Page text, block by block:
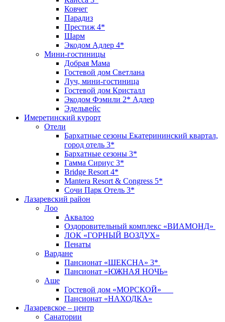
Ковчег
Парадиз
Престиж 4*
Шарм
Экодом Адлер 4*
Мини-гостиницы
Добрая Мама
Гостевой дом Светлана
Луч, мини-гостиница
Гостевой дом Кристалл
Экодом Фэмили 2* Адлер
Эдельвейс
Имеретинский курорт
Отели
Бархатные сезоны Екатерининский квартал,
город отель 3*
Бархатные сезоны 3*
Гамма Сириус 3*
Bridge Resort 4*
Mantera Resort & Congress 5*
Сочи Парк Отель 3*
Лазаревский район
Лоо
Аквалоо
Оздоровительный комплекс «ВИАМОНД»
ЛОК «ГОРНЫЙ ВОЗДУХ»
Пенаты
Вардане
Пансионат «ШЕКСНА» 3*
Пансионат «ЮЖНАЯ НОЧЬ»
Аше
Гостевой дом «МОРСКОЙ»
Пансионат «НАХОДКА»
Лазаревское – центр
Санатории